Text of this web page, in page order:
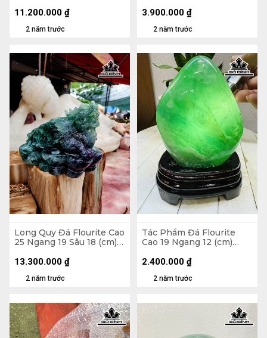
2 năm trước
11.200.000 ₫
2 năm trước
3.900.000 ₫
Long Quy Đá Flourite Cao
25 Ngang 19 Sâu 18 (cm)
2 năm trước
13.300.000 ₫
Tác Phẩm Đá Flourite
Cao 19 Ngang 12 (cm)
2 năm trước
2.400.000 ₫